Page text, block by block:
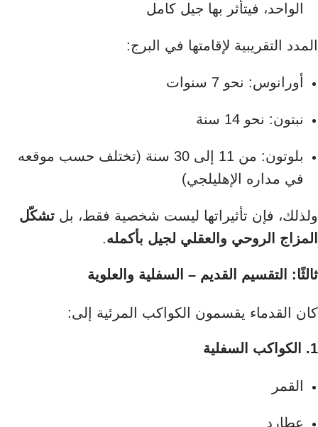
الواحد، فيتأثر بها جيل كامل
المدد التقريبية لإقامتها في البرج:
أورانوس: نحو 7 سنوات
نبتون: نحو 14 سنة
بلوتون: من 11 إلى 30 سنة (تختلف حسب موقعه
في مداره الإهليلجي)
ولذلك، فإن تأثيراتها ليست شخصية فقط، بل تشكّل
المزاج الروحي والعقلي لجيل بأكمله.
ثالثًا: التقسيم القديم – السفلية والعلوية
كان القدماء يقسمون الكواكب المرئية إلى:
1. الكواكب السفلية
القمر
عطارد